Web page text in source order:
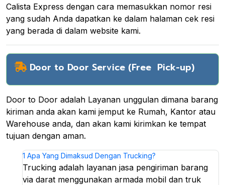
Calista Express dengan cara memasukkan nomor resi
yang sudah Anda dapatkan ke dalam halaman cek resi
yang berada di dalam website kami.
Door to Door Service (Free Pick-up)
Door to Door adalah Layanan unggulan dimana barang
kiriman anda akan kami jemput ke Rumah, Kantor atau
Warehouse anda, dan akan kami kirimkan ke tempat
tujuan dengan aman.
1 Apa Yang Dimaksud Dengan Trucking?
Trucking adalah layanan jasa pengiriman barang
via darat menggunakan armada mobil dan truk